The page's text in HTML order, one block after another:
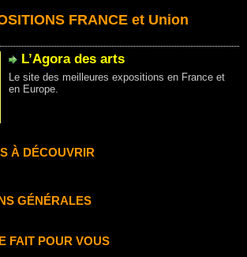
FRANCE et Union
L’Agora des arts
Le site des meilleures expositions en France et
en Europe.
À DÉCOUVRIR
GÉNÉRALES
FAIT POUR VOUS